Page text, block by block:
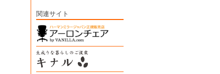
関連サイト